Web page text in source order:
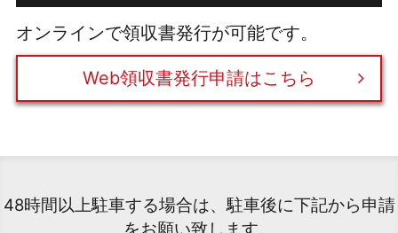
オンラインで領収書発行が可能です。
Web領収書発行申請はこちら
48時間以上駐車する場合は、駐車後に下記から申請
をお願い致します。